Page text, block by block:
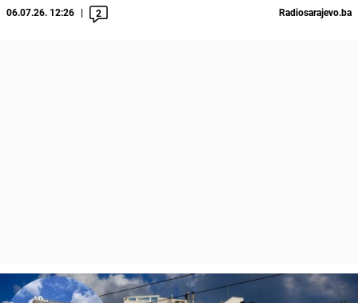
06.07.26. 12:26 2 Radiosarajevo.ba